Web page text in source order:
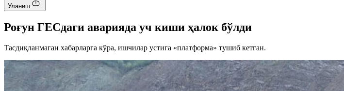
Уланиш
Роғун ГEСдаги аварияда уч киши ҳалок бўлди
Тасдиқланмаган хабарларга кўра, ишчилар устига «платформа» тушиб кетган.